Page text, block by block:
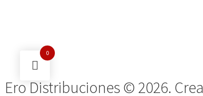
Ero Distribuciones © 2026.
0